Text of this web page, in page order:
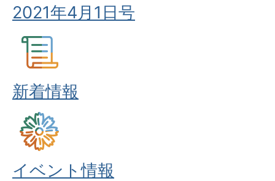
2021年4月1日号
新着情報
イベント情報